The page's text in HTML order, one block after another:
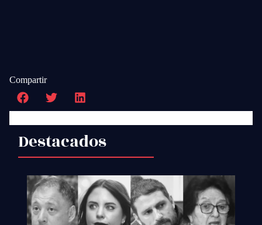
Compartir
Destacados